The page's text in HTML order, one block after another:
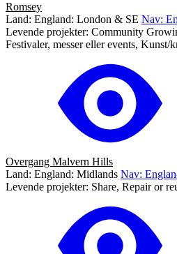
Romsey
Land: England: London & SE Nav:
Levende projekter: Community
Festivaler, messer eller events, Kunst/
Overgang Malvern Hills
Land: England: Midlands Nav:
Levende projekter: Share, Repair or